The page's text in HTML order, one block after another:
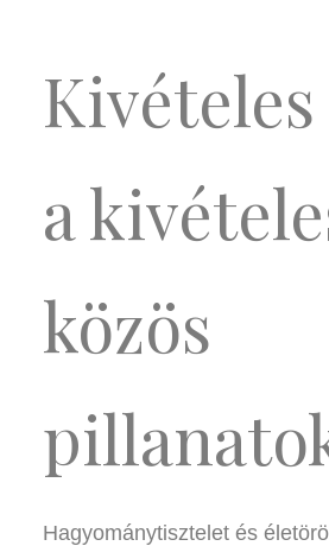
a
közös
Hagyománytisztelet és